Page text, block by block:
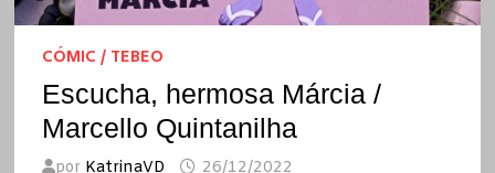
CÓMIC / TEBEO
Escucha, hermosa Márcia /
Marcello Quintanilha
por KatrinaVD 26/12/2022